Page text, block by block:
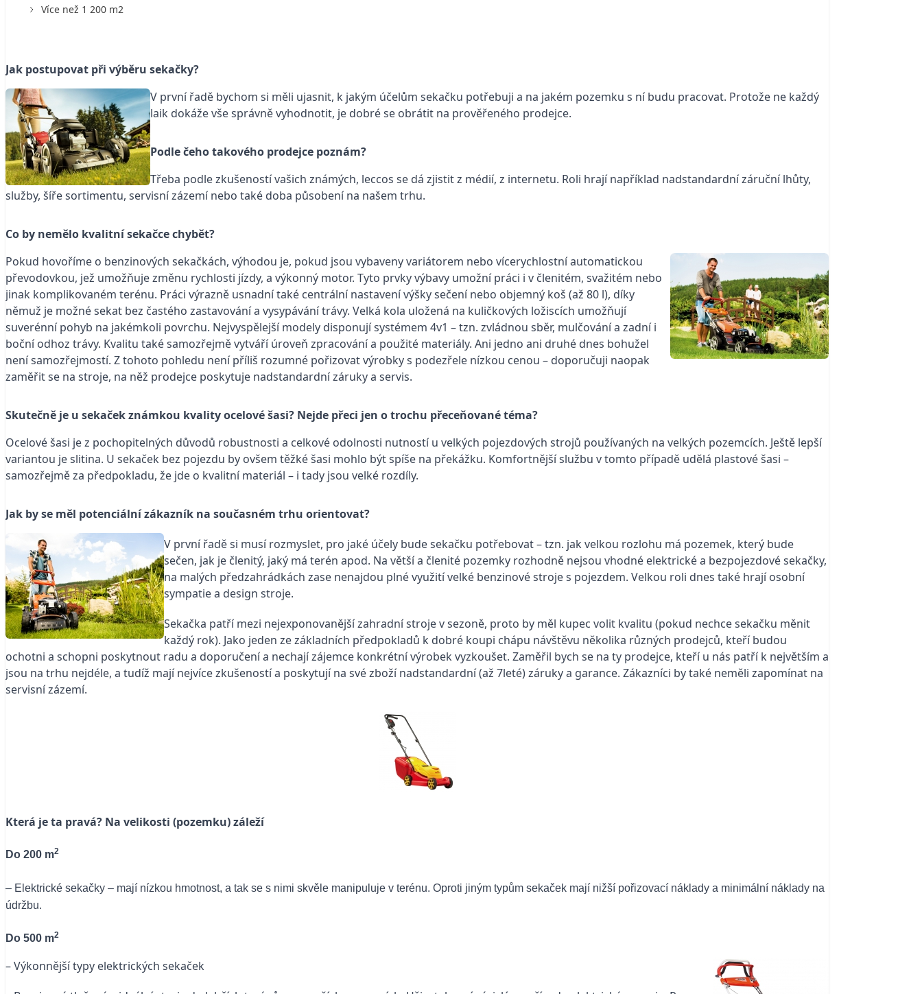
Více než 1 200 m2
Jak postupovat při výběru sekačky?
V první řadě bychom si měli ujasnit, k jakým účelům sekačku potřebuji a na jakém pozemku s ní budu pracovat. Protože ne každý
laik dokáže vše správně vyhodnotit, je dobré se obrátit na prověřeného prodejce.
Podle čeho takového prodejce poznám?
Třeba podle zkušeností vašich známých, leccos se dá zjistit z médií, z internetu. Roli hrají například nadstandardní záruční lhůty,
služby, šíře sortimentu, servisní zázemí nebo také doba působení na našem trhu.
Co by nemělo kvalitní sekačce chybět?
Pokud hovoříme o benzinových sekačkách, výhodou je, pokud jsou vybaveny variátorem nebo vícerychlostní automatickou
převodovkou, jež umožňuje změnu rychlosti jízdy, a výkonný motor. Tyto prvky výbavy umožní práci i v členitém, svažitém nebo
jinak komplikovaném terénu. Práci výrazně usnadní také centrální nastavení výšky sečení nebo objemný koš (až 80 l), díky
němuž je možné sekat bez častého zastavování a vysypávání trávy. Velká kola uložená na kuličkových ložiscích umožňují
suverénní pohyb na jakémkoli povrchu. Nejvyspělejší modely disponují systémem 4v1 – tzn. zvládnou sběr, mulčování a zadní i
boční odhoz trávy. Kvalitu také samozřejmě vytváří úroveň zpracování a použité materiály. Ani jedno ani druhé dnes bohužel
není samozřejmostí. Z tohoto pohledu není příliš rozumné pořizovat výrobky s podezřele nízkou cenou – doporučuji naopak
zaměřit se na stroje, na něž prodejce poskytuje nadstandardní záruky a servis.
Skutečně je u sekaček známkou kvality ocelové šasi? Nejde přeci jen o trochu přeceňované téma?
Ocelové šasi je z pochopitelných důvodů robustnosti a celkové odolnosti nutností u velkých pojezdových strojů používaných na velkých pozemcích. Ještě lepší
variantou je slitina. U sekaček bez pojezdu by ovšem těžké šasi mohlo být spíše na překážku. Komfortnější službu v tomto případě udělá plastové šasi –
samozřejmě za předpokladu, že jde o kvalitní materiál – i tady jsou velké rozdíly.
Jak by se měl potenciální zákazník na současném trhu orientovat?
V první řadě si musí rozmyslet, pro jaké účely bude sekačku potřebovat – tzn. jak velkou rozlohu má pozemek, který bude
sečen, jak je členitý, jaký má terén apod. Na větší a členité pozemky rozhodně nejsou vhodné elektrické a bezpojezdové sekačky,
na malých předzahrádkách zase nenajdou plné využití velké benzinové stroje s pojezdem. Velkou roli dnes také hrají osobní
sympatie a design stroje.
Sekačka patří mezi nejexponovanější zahradní stroje v sezoně, proto by měl kupec volit kvalitu (pokud nechce sekačku měnit
každý rok). Jako jeden ze základních předpokladů k dobré koupi chápu návštěvu několika různých prodejců, kteří budou
ochotni a schopni poskytnout radu a doporučení a nechají zájemce konkrétní výrobek vyzkoušet. Zaměřil bych se na ty prodejce, kteří u nás patří k největším a
jsou na trhu nejdéle, a tudíž mají nejvíce zkušeností a poskytují na své zboží nadstandardní (až 7leté) záruky a garance. Zákazníci by také neměli zapomínat na
servisní zázemí.
Která je ta pravá? Na velikosti (pozemku) záleží
Do 200 m2
– Elektrické sekačky – mají nízkou hmotnost, a tak se s nimi skvěle manipuluje v terénu. Oproti jiným typům sekaček mají nižší pořizovací náklady a minimální náklady na
údržbu.
Do 500 m2
– Výkonnější typy elektrických sekaček